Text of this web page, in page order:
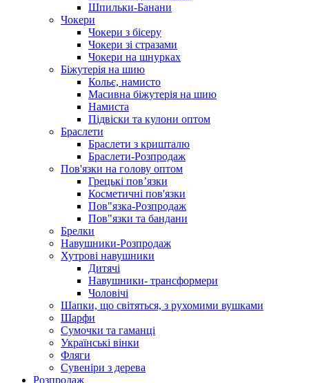
Шпильки-Банани
Чокери
Чокери з бісеру
Чокери зі стразами
Чокери на шнурках
Біжутерія на шию
Кольє, намисто
Масивна біжутерія на шию
Намиста
Підвіски та кулони оптом
Браслети
Браслети з кришталю
Браслети-Розпродаж
Пов'язки на голову оптом
Грецькі пов’язки
Косметичні пов'язки
Пов"язка-Розпродаж
Пов"язки та бандани
Брелки
Навушники-Розпродаж
Хутрові навушники
Дитячі
Навушники- трансформери
Чоловічі
Шапки, що світяться, з рухомими вушками
Шарфи
Сумочки та гаманці
Українські вінки
Фляги
Сувеніри з дерева
Розпродаж